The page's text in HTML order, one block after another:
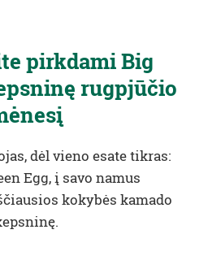
pirkdami Big
rugpjūčio
dėl vieno esate tikras:
Egg, į savo namus
kokybės kamado